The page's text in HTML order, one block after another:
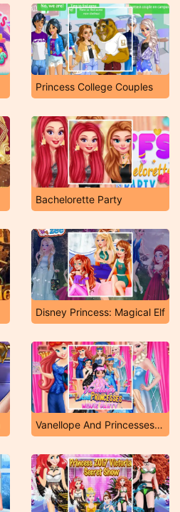
Princess College Couples
Bachelorette Party
Disney Princess: Magical Elf
Vanellope And Princesses Movie Party